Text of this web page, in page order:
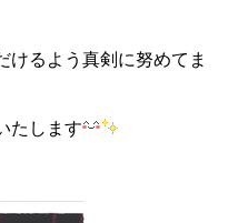
けるよう真剣に努めてま
たします